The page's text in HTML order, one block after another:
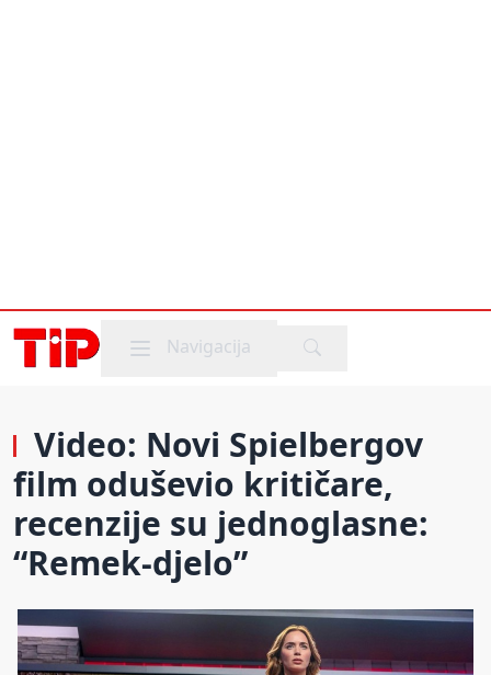
Mobile menu
Navigacija
Video: Novi Spielbergov
film oduševio kritičare,
recenzije su jednoglasne:
“Remek-djelo”